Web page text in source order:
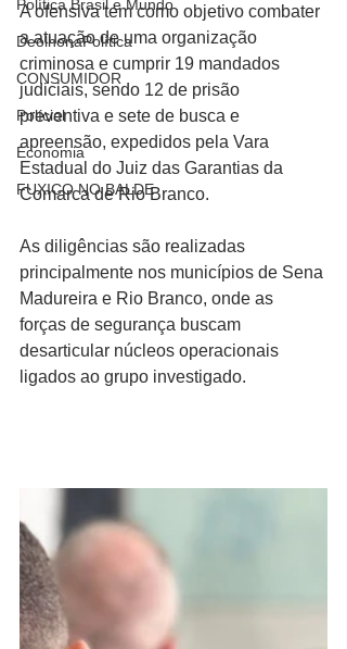
Política Brasil e Mundo
DeolhonaPolítica
CONSUMIDOR
Polícial
Economia
FUXICO NO BALDE
A ofensiva tem como objetivo combater
a atuação de uma organização
criminosa e cumprir 19 mandados
judiciais, sendo 12 de prisão
preventiva e sete de busca e
apreensão, expedidos pela Vara
Estadual do Juiz das Garantias da
Comarca de Rio Branco.
As diligências são realizadas
principalmente nos municípios de Sena
Madureira e Rio Branco, onde as
forças de segurança buscam
desarticular núcleos operacionais
ligados ao grupo investigado.